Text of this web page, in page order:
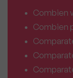
Combien
Combien